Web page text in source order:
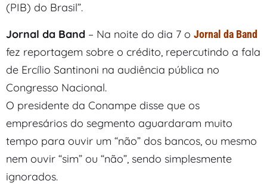
(PIB) do Brasil”.
Jornal da Band – Na noite do dia 7 o Jornal da Band
fez reportagem sobre o crédito, repercutindo a fala
de Ercílio Santinoni na audiência pública no
Congresso Nacional.
O presidente da Conampe disse que os
empresários do segmento aguardaram muito
tempo para ouvir um “não” dos bancos, ou mesmo
nem ouvir “sim” ou “não”, sendo simplesmente
ignorados.